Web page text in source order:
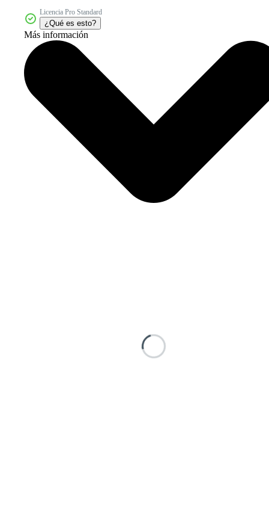
Licencia Pro Standard
¿Qué es esto?
Más información